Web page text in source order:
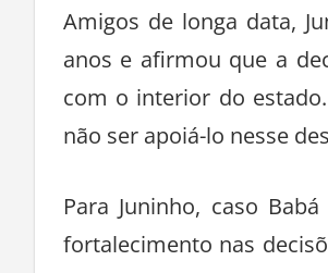
Amigos de longa data,
anos e afirmou que a
com o interior do
não ser apoiá-lo nesse
Para Juninho, caso
fortalecimento nas